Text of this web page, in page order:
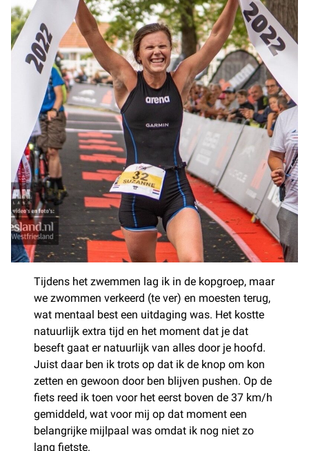
Tijdens het zwemmen lag ik in de kopgroep, maar
we zwommen verkeerd (te ver) en moesten terug,
wat mentaal best een uitdaging was. Het kostte
natuurlijk extra tijd en het moment dat je dat
beseft gaat er natuurlijk van alles door je hoofd.
Juist daar ben ik trots op dat ik de knop om kon
zetten en gewoon door ben blijven pushen. Op de
fiets reed ik toen voor het eerst boven de 37 km/h
gemiddeld, wat voor mij op dat moment een
belangrijke mijlpaal was omdat ik nog niet zo
lang fietste.